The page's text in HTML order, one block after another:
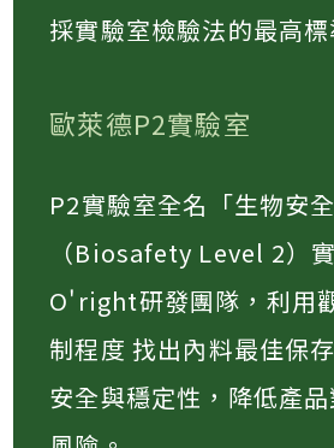
採實驗室檢驗法的最高標
歐萊德P2實驗室
P2實驗室全名「生物安全
（Biosafety Level 2）
O'right研發團隊，利用
制程度 找出內料最佳保
安全與穩定性，降低產